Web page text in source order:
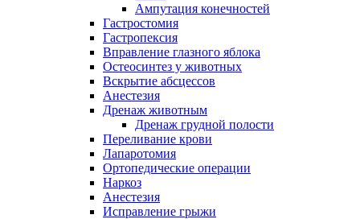
Ампутация конечностей
Гастростомия
Гастропексия
Вправление глазного яблока
Остеосинтез у животных
Вскрытие абсцессов
Анестезия
Дренаж животным
Дренаж грудной полости
Переливание крови
Лапаротомия
Ортопедические операции
Наркоз
Анестезия
Исправление грыжи